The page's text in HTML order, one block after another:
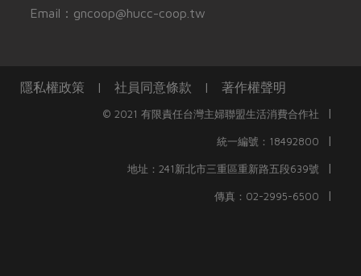
Email：gncoop@hucc-coop.tw
隱私權政策 | 社員同意條款 | 著作權聲明
© 2021 有限責任台灣主婦聯盟生活消費合作社 |
統一編號：18492800 |
地址：241新北市三重區重新路五段639號 |
傳真：02-2995-6500 |